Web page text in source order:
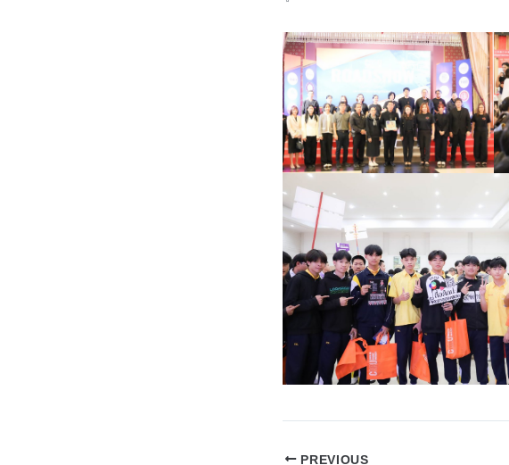
PREVIOUS